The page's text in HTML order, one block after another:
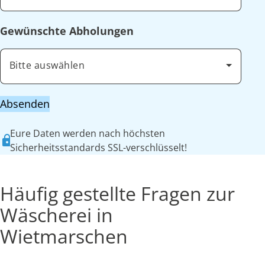
Gewünschte Abholungen
Bitte auswählen
Absenden
Eure Daten werden nach höchsten
Sicherheitsstandards SSL-verschlüsselt!
Häufig gestellte Fragen zur
Wäscherei in
Wietmarschen